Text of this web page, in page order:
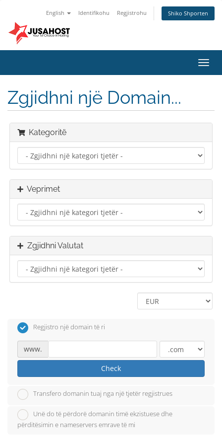
English Identifikohu Regjistrohu Shiko Shporten
Zgjidhni një Domain...
Kategoritë
Veprimet
Zgjidhni Valutat
Regjistro një domain të ri
www.
Check
Transfero domanin tuaj nga një tjetër regjistrues
Unë do të përdorë domanin timë ekzistuese dhe
përditësimin e nameservers emrave të mi